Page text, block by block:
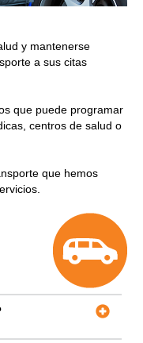
y mantenerse
a sus citas
que puede programar
centros de salud o
que hemos